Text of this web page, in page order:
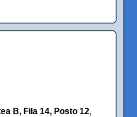
B, Fila 14, Posto 12,